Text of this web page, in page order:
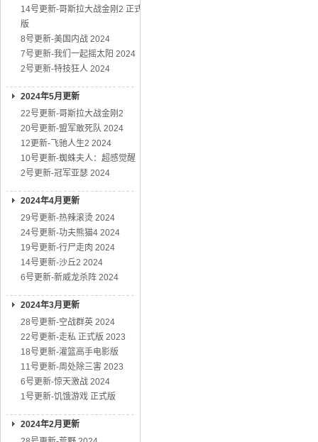
14号更新-哥斯拉大战金刚2 正式
版
8号更新-美国内战 2024
7号更新-我们一起摇太阳 2024
2号更新-特技狂人 2024
2024年5月更新
22号更新-哥斯拉大战金刚2
20号更新-盟军敢死队 2024
12更新-飞驰人生2 2024
10号更新-蜘蛛夫人：超感觉醒
2号更新-冠军亚瑟 2024
2024年4月更新
29号更新-热辣滚烫 2024
24号更新-功夫熊猫4 2024
19号更新-行尸走肉 2024
14号更新-沙丘2 2024
6号更新-新威龙杀阵 2024
2024年3月更新
28号更新-空战群英 2024
22号更新-走私 正式版 2023
18号更新-灌篮高手电影版
11号更新-周处除三害 2023
6号更新-惊天激战 2024
1号更新-饥饿游戏 正式版
2024年2月更新